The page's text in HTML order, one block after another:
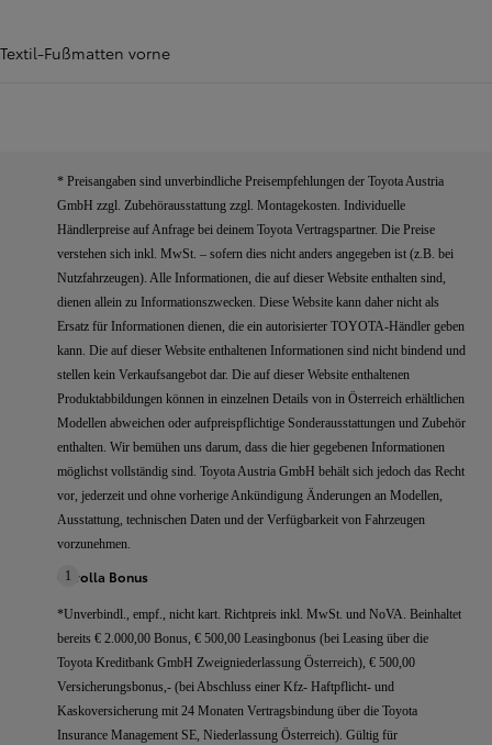
Textil-Fußmatten vorne
* Preisangaben sind unverbindliche Preisempfehlungen der Toyota Austria
GmbH zzgl. Zubehörausstattung zzgl. Montagekosten. Individuelle
Händlerpreise auf Anfrage bei deinem Toyota Vertragspartner. Die Preise
verstehen sich inkl. MwSt. – sofern dies nicht anders angegeben ist (z.B. bei
Nutzfahrzeugen). Alle Informationen, die auf dieser Website enthalten sind,
dienen allein zu Informationszwecken. Diese Website kann daher nicht als
Ersatz für Informationen dienen, die ein autorisierter TOYOTA-Händler geben
kann. Die auf dieser Website enthaltenen Informationen sind nicht bindend und
stellen kein Verkaufsangebot dar. Die auf dieser Website enthaltenen
Produktabbildungen können in einzelnen Details von in Österreich erhältlichen
Modellen abweichen oder aufpreispflichtige Sonderausstattungen und Zubehör
enthalten. Wir bemühen uns darum, dass die hier gegebenen Informationen
möglichst vollständig sind. Toyota Austria GmbH behält sich jedoch das Recht
vor, jederzeit und ohne vorherige Ankündigung Änderungen an Modellen,
Ausstattung, technischen Daten und der Verfügbarkeit von Fahrzeugen
vorzunehmen.
1
Corolla Bonus
*Unverbindl., empf., nicht kart. Richtpreis inkl. MwSt. und NoVA. Beinhaltet
bereits € 2.000,00 Bonus, € 500,00 Leasingbonus (bei Leasing über die
Toyota Kreditbank GmbH Zweigniederlassung Österreich), € 500,00
Versicherungsbonus,- (bei Abschluss einer Kfz- Haftpflicht- und
Kaskoversicherung mit 24 Monaten Vertragsbindung über die Toyota
Insurance Management SE, Niederlassung Österreich). Gültig für